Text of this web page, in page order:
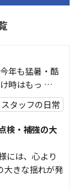
年も猛暑・酷
時はもっ …
スタッフの日常
検・補強の大
には、心より
大きな揺れが発